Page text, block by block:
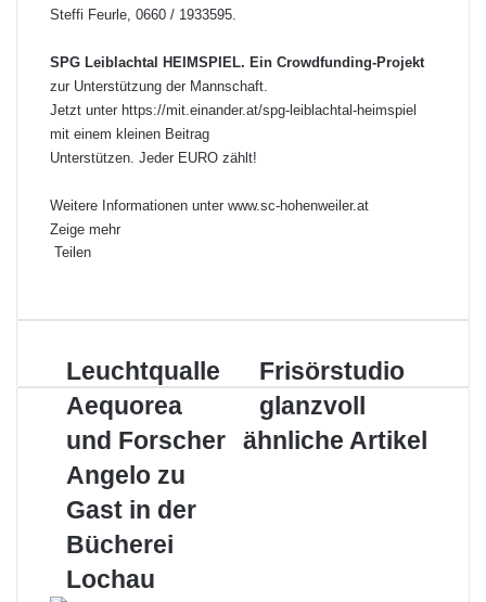
Steffi Feurle, 0660 / 1933595.
SPG Leiblachtal HEIMSPIEL. Ein Crowdfunding-Projekt
zur Unterstützung der Mannschaft.
Jetzt unter https://mit.einander.at/spg-leiblachtal-heimspiel
mit einem kleinen Beitrag
Unterstützen. Jeder EURO zählt!
Weitere Informationen unter www.sc-hohenweiler.at
Zeige mehr
Teilen
c
o
n
e
d
I
n
n
e
r
e
s
a
A
p
p
i
e
p
e
r
-
M
i
u
k
e
n
L
e
u
c
t
q
a
l
l
Leuchtqualle
Aequorea
und Forscher
Angelo zu
Gast in der
Bücherei
Lochau
F
r
i
s
Frisörstudio
glanzvoll
ähnliche Artikel